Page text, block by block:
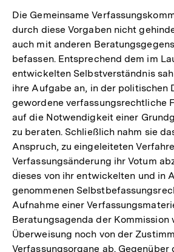
Die Gemeinsame
durch diese Vorgaben nicht
auch mit anderen
befassen. Entsprechend dem im
entwickelten Selbstverständnis
ihre Aufgabe an, in der politischen
gewordene verfassungsrechtliche
auf die Notwendigkeit einer
zu beraten. Schließlich nahm sie
Anspruch, zu eingeleiteten
Verfassungsänderung ihr Votum
dieses von ihr entwickelten und in
genommenen
Aufnahme einer
Beratungsagenda der Kommission
Überweisung noch von der
Verfassungsorgane ab. Gegenüber